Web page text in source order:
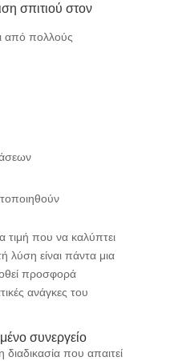
σπιτιού στον
από πολλούς
τιμή που να καλύπτει
λύση είναι πάντα μια
προσφορά
ανάγκες του
συνεργείο
διαδικασία που απαιτεί